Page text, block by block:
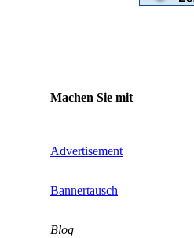
Machen Sie mit
Advertisement
Bannertausch
Blog